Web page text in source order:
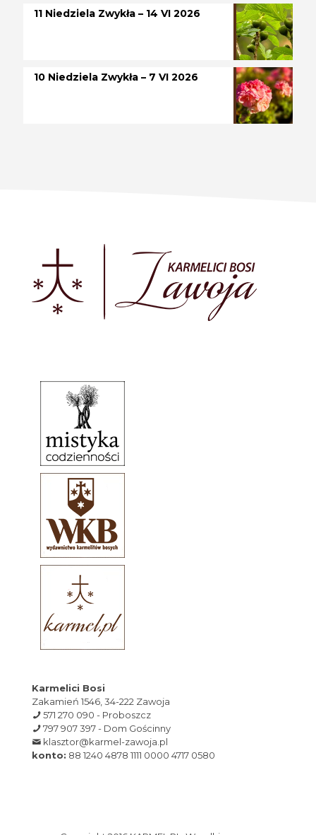
11 Niedziela Zwykła – 14 VI 2026
10 Niedziela Zwykła – 7 VI 2026
Karmelici Bosi
Zakamień 1546, 34-222 Zawoja
571 270 090 - Proboszcz
797 907 397 - Dom Gościnny
klasztor@karmel-zawoja.pl
konto: 88 1240 4878 1111 0000 4717 0580